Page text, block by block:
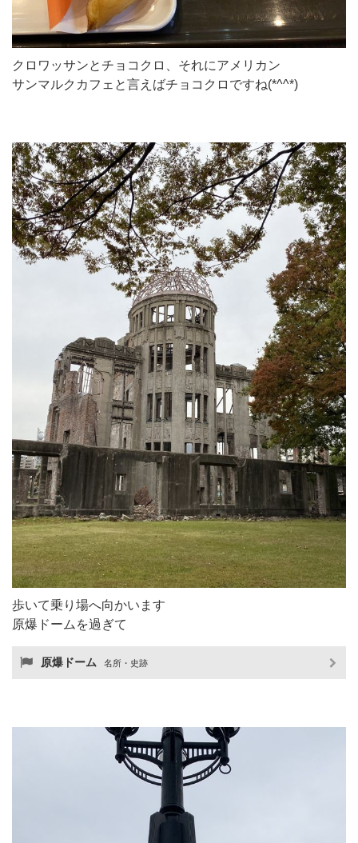
クロワッサンとチョコクロ、それにアメリカン
サンマルクカフェと言えばチョコクロですね(*^^*)
歩いて乗り場へ向かいます
原爆ドームを過ぎて
原爆ドーム 名所・史跡